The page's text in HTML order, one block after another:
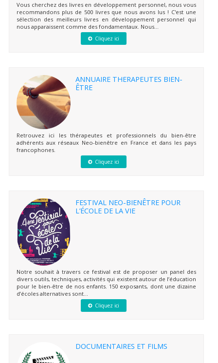
Vous cherchez des livres en développement personnel, nous vous
recommandons plus de 500 livres que nous avons lus ! C'est une
sélection des meilleurs livres en développement personnel qui
nous apparaissent comme des fondamentaux. Nous...
Cliquez ici
ANNUAIRE THERAPEUTES BIEN-
ÊTRE
Retrouvez ici les thérapeutes et professionnels du bien-être
adhérents aux réseaux Neo-bienêtre en France et dans les pays
francophones.
Cliquez ici
FESTIVAL NEO-BIENÊTRE POUR
L’ÉCOLE DE LA VIE
Notre souhait à travers ce festival est de proposer un panel des
divers outils, techniques, activités qui existent autour de l’éducation
pour le bien-être de nos enfants. 150 exposants, dont une dizaine
d’écoles alternatives sont...
Cliquez ici
DOCUMENTAIRES ET FILMS